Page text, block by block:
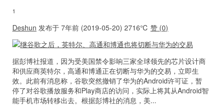
1
Deshun 发布于 7年前 (2019-05-20) 2716℃ 赞 (0)
据彭博社报道，因为受美国禁令影响三家全球领先的芯片设计商
和供应商英特尔，高通和博通正在切断与华为的交易，立即生
效。此前有消息称，谷歌突然撤销了华为的Android许可证，暂
停了对谷歌播放服务和Play商店的访问，实际上将其从Android智
能手机市场转移出去。根据彭博社的消息，美...